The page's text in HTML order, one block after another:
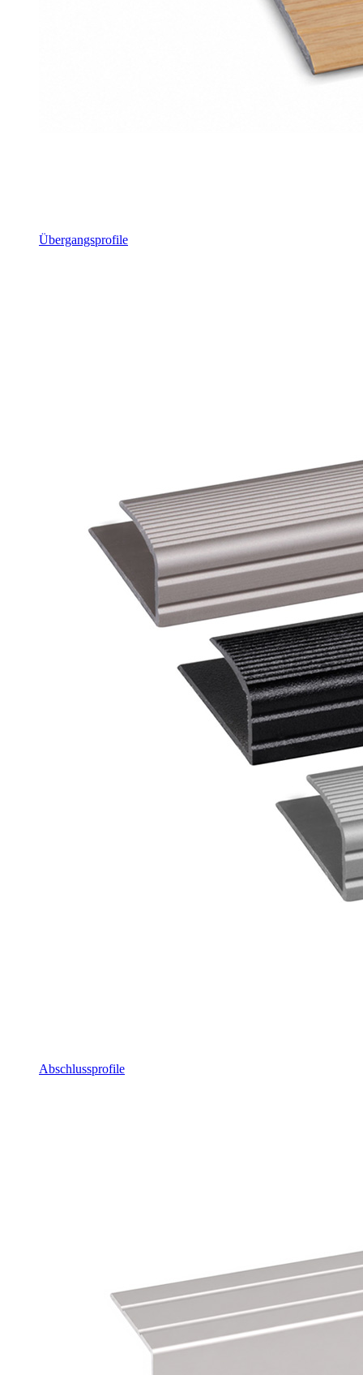
Übergangsprofile
Abschlussprofile